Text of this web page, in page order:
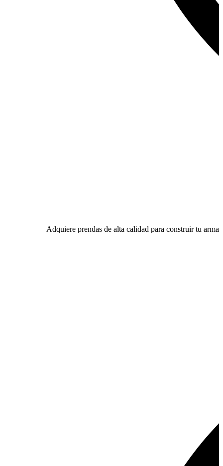
Adquiere prendas de alta calidad para construir tu